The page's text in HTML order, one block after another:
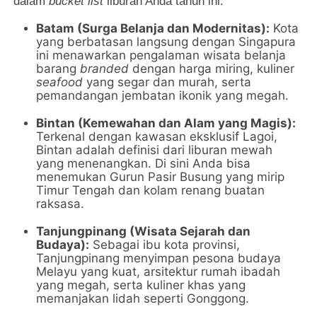
Batam (Surga Belanja dan Modernitas): Kota
yang berbatasan langsung dengan Singapura
ini menawarkan pengalaman wisata belanja
barang branded dengan harga miring, kuliner
seafood yang segar dan murah, serta
pemandangan jembatan ikonik yang megah.
Bintan (Kemewahan dan Alam yang Magis):
Terkenal dengan kawasan eksklusif Lagoi,
Bintan adalah definisi dari liburan mewah
yang menenangkan. Di sini Anda bisa
menemukan Gurun Pasir Busung yang mirip
Timur Tengah dan kolam renang buatan
raksasa.
Tanjungpinang (Wisata Sejarah dan
Budaya): Sebagai ibu kota provinsi,
Tanjungpinang menyimpan pesona budaya
Melayu yang kuat, arsitektur rumah ibadah
yang megah, serta kuliner khas yang
memanjakan lidah seperti Gonggong.